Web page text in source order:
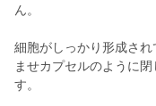
ん。
細胞がしっかり形成さ
ませカプセルのように
す。